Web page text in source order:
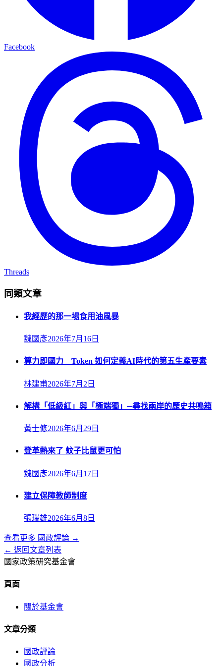
Facebook
Threads
同類文章
我經歷的那一場食用油風暴
魏國彥2026年7月16日
算力即國力 Token 如何定義AI時代的第五生產要素
林建甫2026年7月2日
解構「低級紅」與「極端獨」─尋找兩岸的歷史共鳴箱
黃士修2026年6月29日
登革熱來了 蚊子比鼠更可怕
魏國彥2026年6月17日
建立保障教師制度
張瑞雄2026年6月8日
查看更多 國政評論 →
← 返回文章列表
國家政策研究基金會
頁面
關於基金會
文章分類
國政評論
國政分析